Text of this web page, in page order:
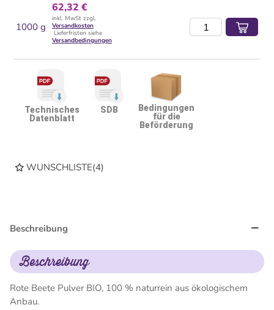
1000 g
62,32 €
inkl. MwSt zzgl.
Versandkosten
Lieferfristen siehe
Versandbedingungen
Technisches
Datenblatt
SDB
Bedingungen
für die
Beförderung
WUNSCHLISTE(4)
Beschreibung
Beschreibung
Rote Beete Pulver BIO, 100 % naturrein aus ökologischem
Anbau.